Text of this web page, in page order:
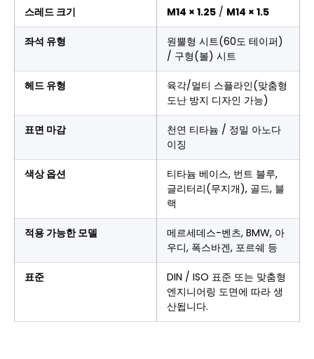
스레드 크기 M14 × 1.25 / M14 × 1.5
좌석 유형
원뿔형 시트(60도 테이퍼)
/ 구형(볼) 시트
헤드 유형
육각/멀티 스플라인(맞춤형
도난 방지 디자인 가능)
표면 마감
천연 티타늄 / 정밀 아노다
이징
색상 옵션
티타늄 베이스, 번트 블루,
글리터리(무지개), 골드, 블
랙
적용 가능한 모델
메르세데스-벤츠, BMW, 아
우디, 폭스바겐, 포르쉐 등
표준
DIN / ISO 표준 또는 맞춤형
엔지니어링 도면에 따라 생
산됩니다.